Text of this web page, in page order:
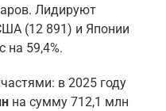
Лидируют
(12 891) и Японии
на 59,4%.
в 2025 году
на сумму 712,1 млн